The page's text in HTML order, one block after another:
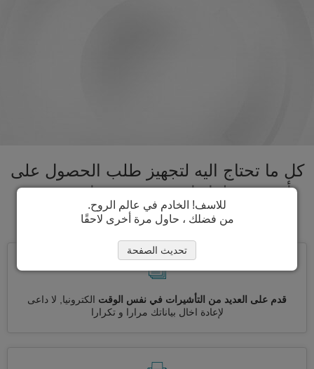
كل ما تحتاج اليه لتجهيز طلب الحصول على
تأشيرة مولدافيا تحت سقف واحد. تسريع
عملية الحصول على تأشيرة مولدافيا
قدم على العديد من التأشيرات في نفس الوقت الكترونيا, لا داعى
لإعادة اخال بياناتك مرارا و تكرارا
للاسف! الخادم في عالم الروح.
من فضلك ، حاول مرة أخرى لاحقًا
تحديث الصفحة